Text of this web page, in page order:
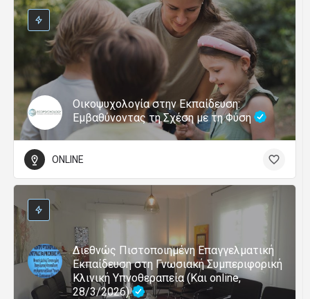
Οικοψυχολογία στην Εκπαίδευση:
Εμβαθύνοντας τη Σχέση με τη Φύση
ONLINE
Διεθνώς Πιστοποιημένη Επαγγελματική
Εκπαίδευση στη Γνωσιακή Συμπεριφορική
Κλινική Υπνοθεραπεία (Και online,
28/3/2026)